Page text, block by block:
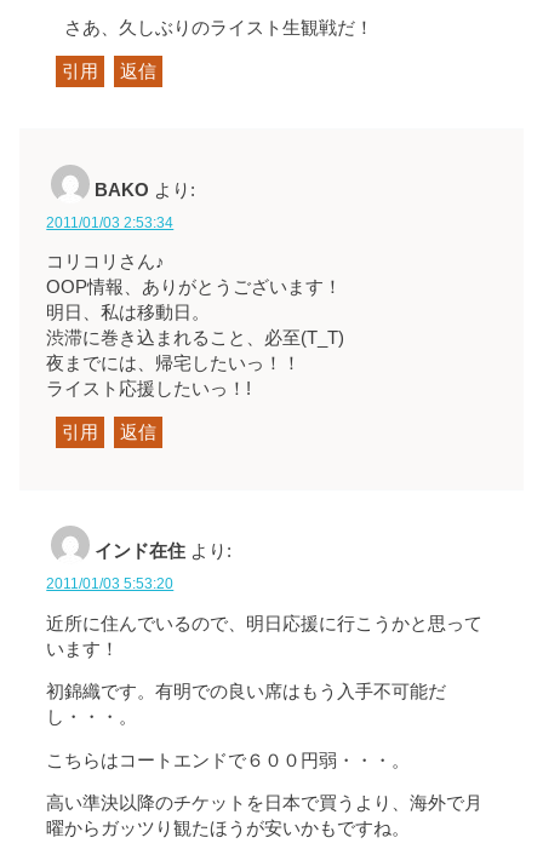
さあ、久しぶりのライスト生観戦だ！
引用 返信
BAKO より:
2011/01/03 2:53:34
コリコリさん♪
OOP情報、ありがとうございます！
明日、私は移動日。
渋滞に巻き込まれること、必至(T_T)
夜までには、帰宅したいっ！！
ライスト応援したいっ！!
引用 返信
インド在住 より:
2011/01/03 5:53:20
近所に住んでいるので、明日応援に行こうかと思って
います！
初錦織です。有明での良い席はもう入手不可能だ
し・・・。
こちらはコートエンドで６００円弱・・・。
高い準決以降のチケットを日本で買うより、海外で月
曜からガッツり観たほうが安いかもですね。